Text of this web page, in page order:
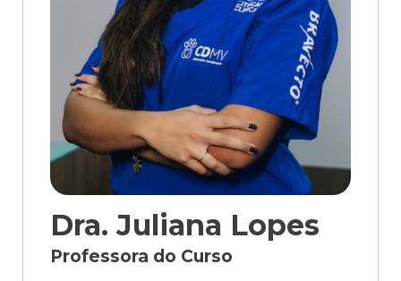
Dra. Juliana Lopes
Professora do Curso